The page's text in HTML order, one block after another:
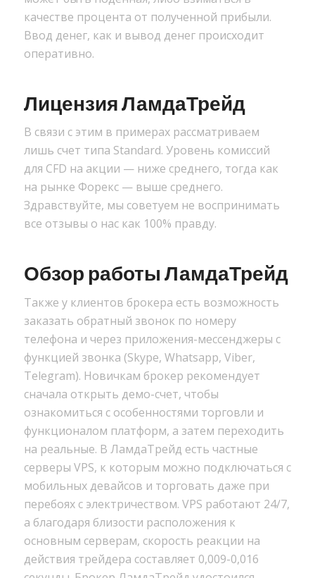
качестве процента от полученной прибыли.
Ввод денег, как и вывод денег происходит
оперативно.
Лицензия ЛамдаТрейд
В связи с этим в примерах рассматриваем
лишь счет типа Standard. Уровень комиссий
для CFD на акции — ниже среднего, тогда как
на рынке Форекс — выше среднего.
Здравствуйте, мы советуем не воспринимать
все отзывы о нас как 100% правду.
Обзор работы ЛамдаТрейд
Также у клиентов брокера есть возможность
заказать обратный звонок по номеру
телефона и через приложения-мессенджеры с
функцией звонка (Skype, Whatsapp, Viber,
Telegram). Новичкам брокер рекомендует
сначала открыть демо-счет, чтобы
ознакомиться с особенностями торговли и
функционалом платформ, а затем переходить
на реальные. В ЛамдаТрейд есть частные
серверы VPS, к которым можно подключаться с
мобильных девайсов и торговать даже при
перебоях с электричеством. VPS работают 24/7,
а благодаря близости расположения к
основным серверам, скорость реакции на
действия трейдера составляет 0,009-0,016